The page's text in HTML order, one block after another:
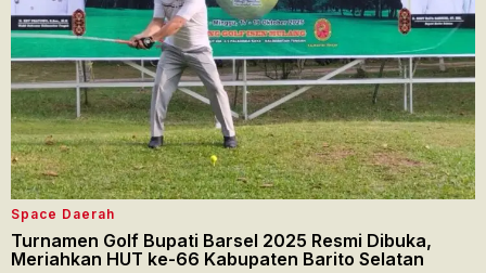
Space Daerah
Turnamen Golf Bupati Barsel 2025 Resmi Dibuka,
Meriahkan HUT ke-66 Kabupaten Barito Selatan